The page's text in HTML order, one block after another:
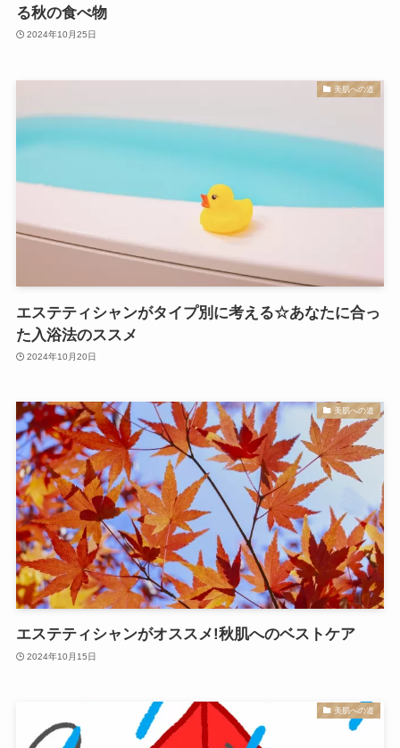
る秋の食べ物
2024年10月25日
美肌への道
エステティシャンがタイプ別に考える☆あなたに合っ
た入浴法のススメ
2024年10月20日
美肌への道
エステティシャンがオススメ!秋肌へのベストケア
2024年10月15日
美肌への道